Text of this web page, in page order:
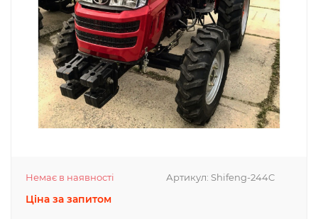
Артикул: Shifeng-244C
Немає в наявності
Ціна за запитом